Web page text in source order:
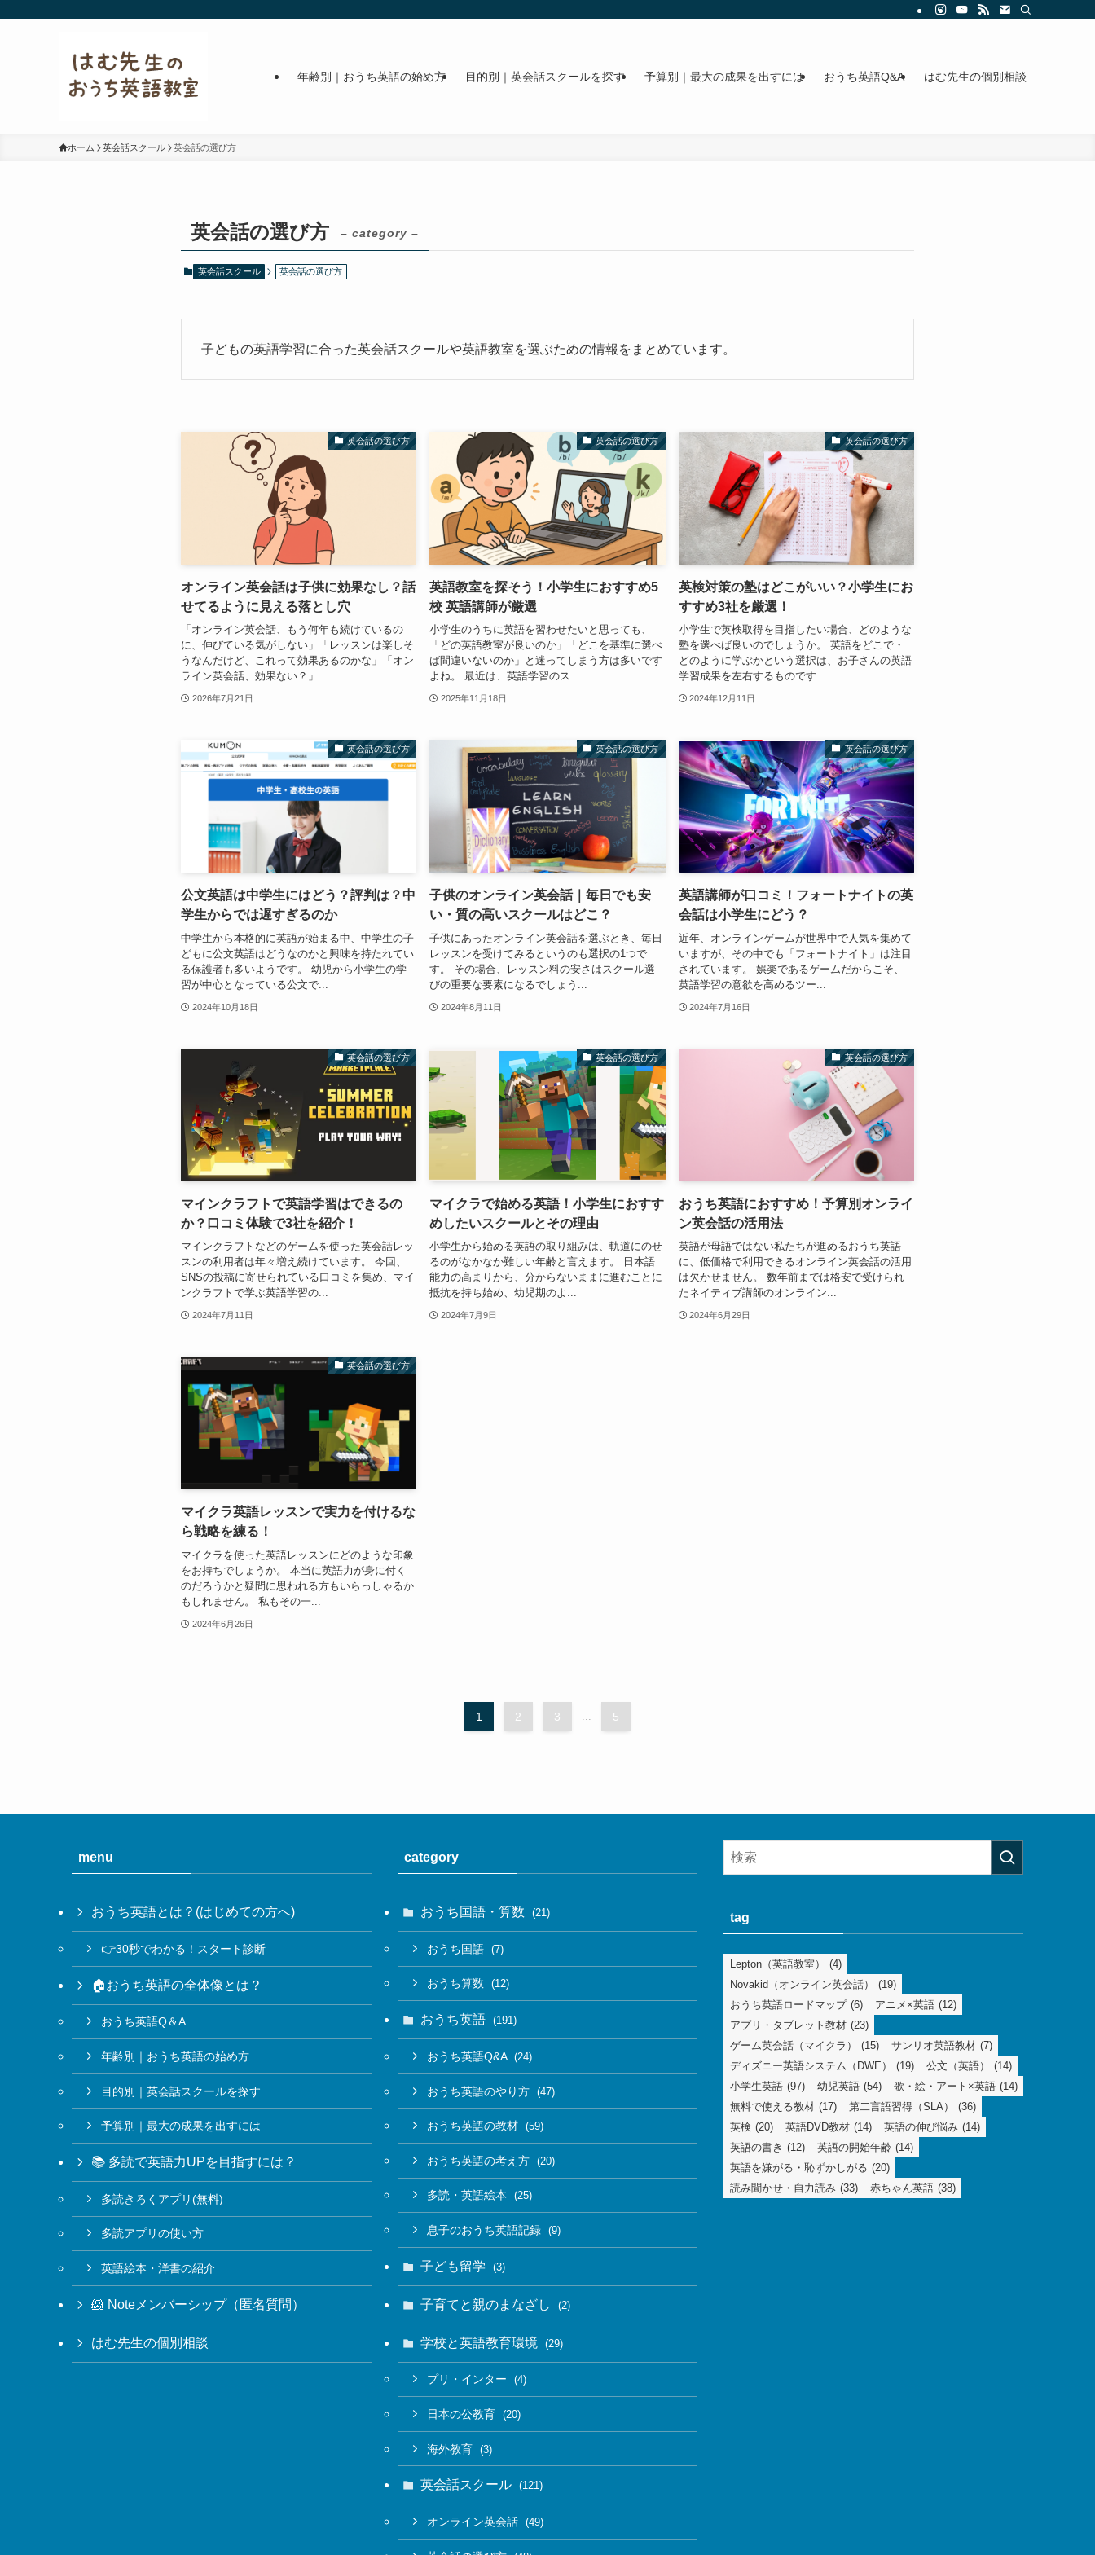
年齢別｜おうち英語の始め方 目的別｜英会話スクールを探す 予算別｜最大の成果を出すには おうち英語Q&A はむ先生の個別相談
ホーム 英会話スクール 英会話の選び方
英会話の選び方 – category –
英会話スクール 英会話の選び方
子どもの英語学習に合った英会話スクールや英語教室を選ぶための情報をまとめています。
英会話の選び方
オンライン英会話は子供に効果なし？話
せてるように見える落とし穴
「オンライン英会話、もう何年も続けているの
に、伸びている気がしない」「レッスンは楽しそ
うなんだけど、これって効果あるのかな」「オン
ライン英会話、効果ない？」 ...
2026年7月21日
英会話の選び方
英語教室を探そう！小学生におすすめ5
校 英語講師が厳選
小学生のうちに英語を習わせたいと思っても、
「どの英語教室が良いのか」「どこを基準に選べ
ば間違いないのか」と迷ってしまう方は多いです
よね。 最近は、英語学習のス...
2025年11月18日
英会話の選び方
英検対策の塾はどこがいい？小学生にお
すすめ3社を厳選！
小学生で英検取得を目指したい場合、どのような
塾を選べば良いのでしょうか。 英語をどこで・
どのように学ぶかという選択は、お子さんの英語
学習成果を左右するものです...
2024年12月11日
英会話の選び方
公文英語は中学生にはどう？評判は？中
学生からでは遅すぎるのか
中学生から本格的に英語が始まる中、中学生の子
どもに公文英語はどうなのかと興味を持たれてい
る保護者も多いようです。 幼児から小学生の学
習が中心となっている公文で...
2024年10月18日
英会話の選び方
子供のオンライン英会話｜毎日でも安
い・質の高いスクールはどこ？
子供にあったオンライン英会話を選ぶとき、毎日
レッスンを受けてみるというのも選択の1つで
す。 その場合、レッスン料の安さはスクール選
びの重要な要素になるでしょう...
2024年8月11日
英会話の選び方
英語講師が口コミ！フォートナイトの英
会話は小学生にどう？
近年、オンラインゲームが世界中で人気を集めて
いますが、その中でも「フォートナイト」は注目
されています。 娯楽であるゲームだからこそ、
英語学習の意欲を高めるツー...
2024年7月16日
英会話の選び方
マインクラフトで英語学習はできるの
か？口コミ体験で3社を紹介！
マインクラフトなどのゲームを使った英会話レッ
スンの利用者は年々増え続けています。 今回、
SNSの投稿に寄せられている口コミを集め、マイ
ンクラフトで学ぶ英語学習の...
2024年7月11日
英会話の選び方
マイクラで始める英語！小学生におすす
めしたいスクールとその理由
小学生から始める英語の取り組みは、軌道にのせ
るのがなかなか難しい年齢と言えます。 日本語
能力の高まりから、分からないままに進むことに
抵抗を持ち始め、幼児期のよ...
2024年7月9日
英会話の選び方
おうち英語におすすめ！予算別オンライ
ン英会話の活用法
英語が母語ではない私たちが進めるおうち英語
に、低価格で利用できるオンライン英会話の活用
は欠かせません。 数年前までは格安で受けられ
たネイティブ講師のオンライン...
2024年6月29日
英会話の選び方
マイクラ英語レッスンで実力を付けるな
ら戦略を練る！
マイクラを使った英語レッスンにどのような印象
をお持ちでしょうか。 本当に英語力が身に付く
のだろうかと疑問に思われる方もいらっしゃるか
もしれません。 私もその一...
2024年6月26日
1 2 3 5
menu
おうち英語とは？(はじめての方へ)
👉30秒でわかる！スタート診断
🏠おうち英語の全体像とは？
おうち英語Q＆A
年齢別｜おうち英語の始め方
目的別｜英会話スクールを探す
予算別｜最大の成果を出すには
📚 多読で英語力UPを目指すには？
多読きろくアプリ(無料)
多読アプリの使い方
英語絵本・洋書の紹介
🐹 Noteメンバーシップ（匿名質問）
はむ先生の個別相談
category
おうち国語・算数 (21)
おうち国語 (7)
おうち算数 (12)
おうち英語 (191)
おうち英語Q&A (24)
おうち英語のやり方 (47)
おうち英語の教材 (59)
おうち英語の考え方 (20)
多読・英語絵本 (25)
息子のおうち英語記録 (9)
子ども留学 (3)
子育てと親のまなざし (2)
学校と英語教育環境 (29)
プリ・インター (4)
日本の公教育 (20)
海外教育 (3)
英会話スクール (121)
オンライン英会話 (49)
tag
Lepton（英語教室）
(4)
Novakid（オンライン英会話）
(19)
おうち英語ロードマップ (6) アニメ×英語 (12)
アプリ・タブレット教材 (23)
ゲーム英会話（マイクラ）
(15) サンリオ英語教材 (7)
ディズニー英語システム（DWE）
(19) 公文（英語）
(14)
小学生英語 (97) 幼児英語 (54) 歌・絵・アート×英語 (14)
無料で使える教材 (17) 第二言語習得（SLA）
(36)
英検 (20) 英語DVD教材 (14) 英語の伸び悩み (14)
英語の書き (12) 英語の開始年齢 (14)
英語を嫌がる・恥ずかしがる (20)
読み聞かせ・自力読み (33) 赤ちゃん英語 (38)